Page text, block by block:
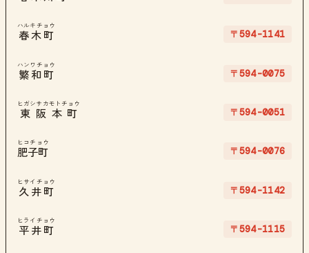
春木町
ハルキチョウ
〒594-1141
繁和町
ハンワチョウ
〒594-0075
東阪本町
ヒガシサカモトチョウ
〒594-0051
肥子町
ヒコチョウ
〒594-0076
久井町
ヒサイチョウ
〒594-1142
平井町
ヒライチョウ
〒594-1115